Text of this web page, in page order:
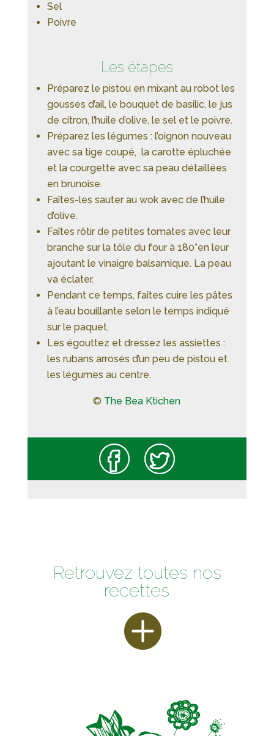
Sel
Poivre
Les étapes
Préparez le pistou en mixant au robot les
gousses d’ail, le bouquet de basilic, le jus
de citron, l’huile d’olive, le sel et le poivre.
Préparez les légumes : l’oignon nouveau
avec sa tige coupé, la carotte épluchée
et la courgette avec sa peau détaillées
en brunoise.
Faîtes-les sauter au wok avec de l’huile
d’olive.
Faîtes rôtir de petites tomates avec leur
branche sur la tôle du four à 180°en leur
ajoutant le vinaigre balsamique. La peau
va éclater.
Pendant ce temps, faîtes cuire les pâtes
à l’eau bouillante selon le temps indiqué
sur le paquet.
Les égouttez et dressez les assiettes :
les rubans arrosés d’un peu de pistou et
les légumes au centre.
© The Bea Ktichen
Retrouvez toutes nos
recettes